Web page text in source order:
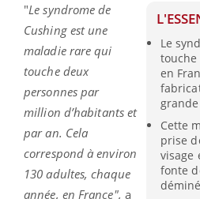
Le
touche
en
Cette
prise
visage
fonte
"Le syndrome de
Cushing est une
maladie rare qui
touche deux
personnes par
million d’habitants et
par an. Cela
correspond à environ
130 adultes, chaque
année, en France", a